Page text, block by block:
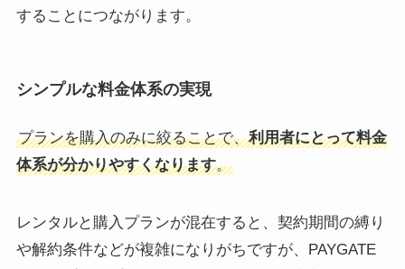
することにつながります。
シンプルな料金体系の実現
プランを購入のみに絞ることで、利用者にとって料金
体系が分かりやすくなります。
レンタルと購入プランが混在すると、契約期間の縛り
や解約条件などが複雑になりがちですが、PAYGATE